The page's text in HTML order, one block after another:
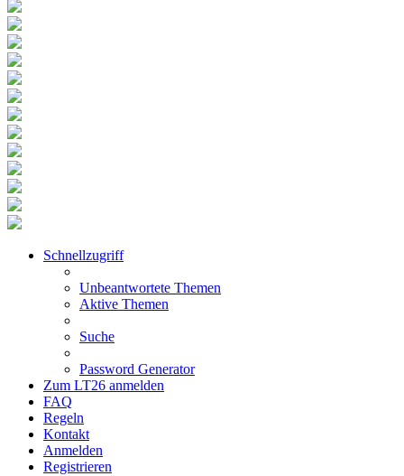
Schnellzugriff
Unbeantwortete Themen
Aktive Themen
Suche
Password Generator
Zum LT26 anmelden
FAQ
Regeln
Kontakt
Anmelden
Registrieren